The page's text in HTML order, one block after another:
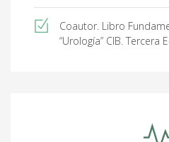
Coautor. Libro
“Urología” CIB. Tercera